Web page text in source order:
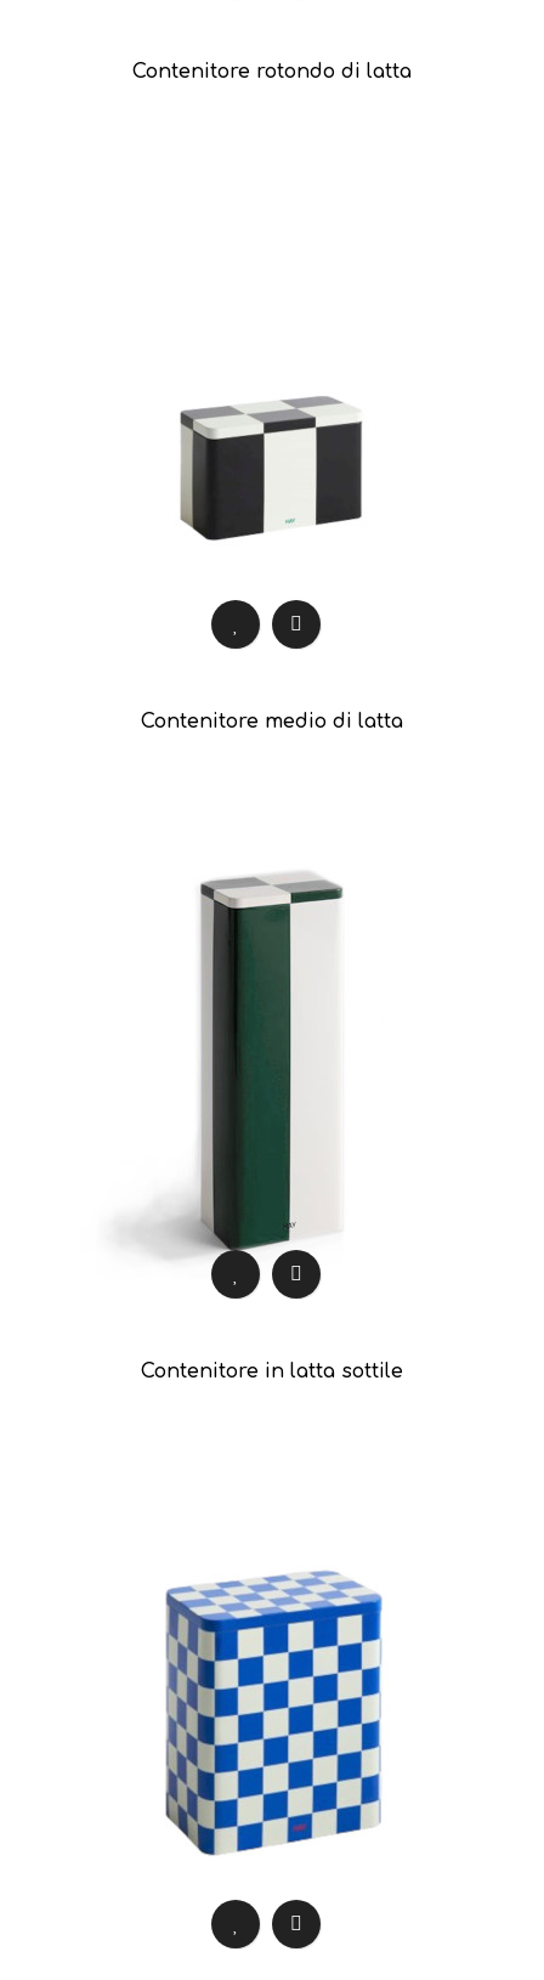
Contenitore rotondo di latta
Contenitore medio di latta
Contenitore in latta sottile